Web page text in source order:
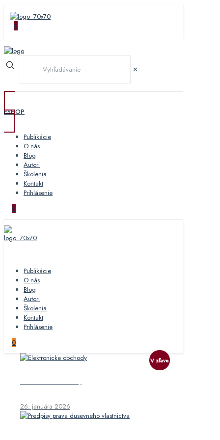
0
✕
ESHOP
Publikácie
O nás
Blog
Autori
Školenia
Kontakt
Prihlásenie
0
Publikácie
O nás
Blog
Autori
Školenia
Kontakt
Prihlásenie
0
26. januára 2026
V zľave